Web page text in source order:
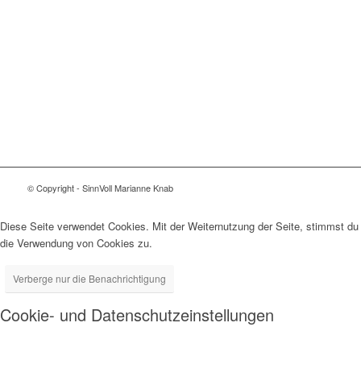
© Copyright - SinnVoll Marianne Knab
Diese Seite verwendet Cookies. Mit der Weiternutzung der Seite, stimmst du
die Verwendung von Cookies zu.
Verberge nur die Benachrichtigung
Cookie- und Datenschutzeinstellungen